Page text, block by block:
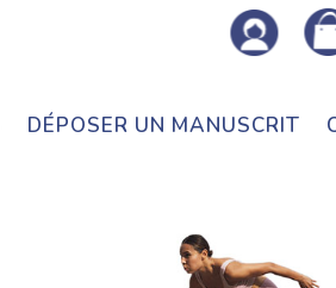
DÉPOSER UN MANUSCRIT